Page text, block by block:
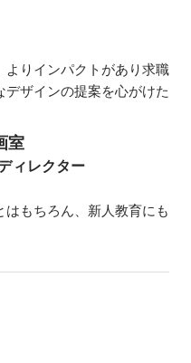
りインパクトがあり求職
ザインの提案を心がけた
室
ィレクター
もちろん、新人教育にも